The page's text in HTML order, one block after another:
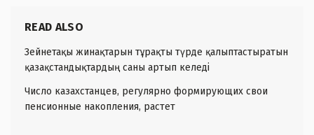
READ ALSO
Зейнетақы жинақтарын тұрақты түрде қалыптастыратын
қазақстандықтардың саны артып келеді
Число казахстанцев, регулярно формирующих свои
пенсионные накопления, растет